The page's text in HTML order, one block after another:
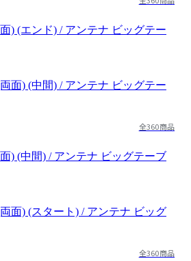
面) (エンド) / アンテナ ビッグテー
全360商品
面) (中間) / アンテナ ビッグテーブ
全360商品